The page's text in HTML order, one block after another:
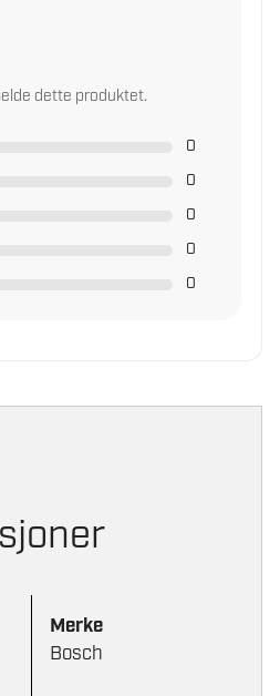
dette produktet.
0
0
0
0
0
Merke
Bosch